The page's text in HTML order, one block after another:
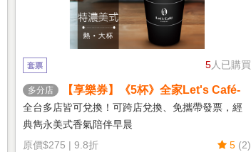
5人已購買
套票
多分店
【享樂券】《5杯》全家Let's Café-
熱特濃美式(大杯)
全台多店皆可兌換！可跨店兌換、免攜帶發票，經
典雋永美式香氣陪伴早晨
原價$275 | 9.8折 5 (2)